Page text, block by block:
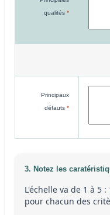
qualités *
Principaux
défauts *
3. Notez les
L'échelle va de 1 à 5
pour chacun des